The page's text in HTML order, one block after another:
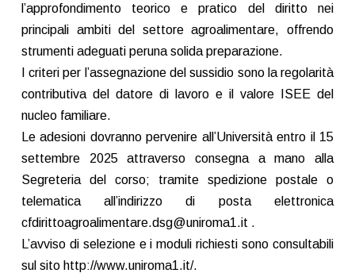
l’approfondimento teorico e pratico del diritto nei
principali ambiti del settore agroalimentare, offrendo
strumenti adeguati peruna solida preparazione.
I criteri per l’assegnazione del sussidio sono la regolarità
contributiva del datore di lavoro e il valore ISEE del
nucleo familiare.
Le adesioni dovranno pervenire all’Università entro il 15
settembre 2025 attraverso consegna a mano alla
Segreteria del corso; tramite spedizione postale o
telematica all’indirizzo di posta elettronica
cfdirittoagroalimentare.dsg@uniroma1.it .
L’avviso di selezione e i moduli richiesti sono consultabili
sul sito http://www.uniroma1.it/.